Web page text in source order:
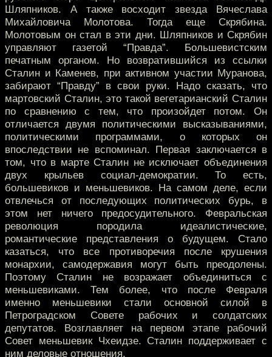
Шляпников. А также восходит звезда Вячеслава
Михайловича Молотова. Тогда еще Скрябина.
Молотовым он стал в эти дни. Шляпников и Скрябин
управляют газетой “Правда”. Большевистским
печатным органом. Но возвратившийся из ссылки
Сталин и Каменев, при активном участии Муранова,
забирают “Правду” в свои руки. Надо сказать, что
мартовский Сталин, это такой вегетарианский Сталин
по сравнению с тем, что произойдет потом. Он
отличается двумя политическими высказываниями,
политическими программами, о которых он
впоследствии не вспоминал. Первая заключается в
том, что в марте Сталин не исключает объединения
двух крыльев социал-демократии. То есть,
большевиков и меньшевиков. На самом деле, если
отвлечься от последующих политических бурь, в
этом нет ничего предосудительного. Февральская
революция породила идеалистические,
романтические представления о будущем. Стало
казаться, что все противоречия после крушения
монархии, самодержавия могут быть преодолены.
Поэтому Сталин не возражает объединиться с
меньшевиками. Тем более, что после Февраля
именно меньшевики стали основной силой в
Петроградском Совете рабочих и солдатских
депутатов. Возглавляет на первом этапе рабочий
Совет меньшевик Чхеидзе. Сталин поддерживает с
ним деловые отношения.